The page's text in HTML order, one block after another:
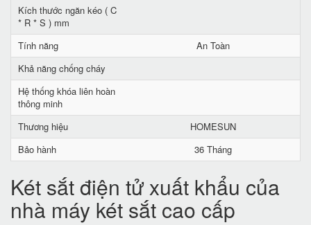
Kích thước ngăn kéo ( C
* R * S ) mm
Tính năng
An Toàn
Khả năng chống cháy
Hệ thống khóa liên hoàn
thông minh
Thương hiệu
HOMESUN
Bảo hành
36 Tháng
Két sắt điện tử xuất khẩu của
nhà máy két sắt cao cấp